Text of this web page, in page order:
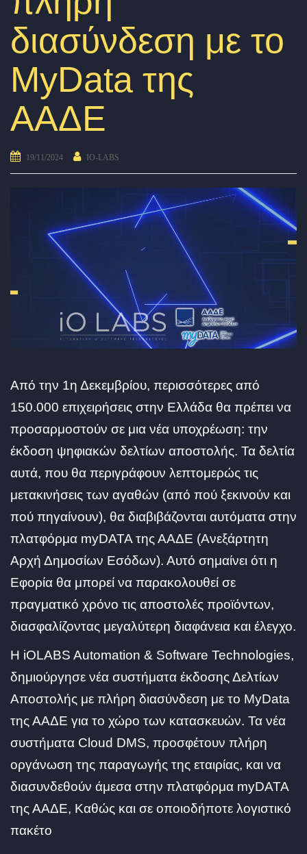
διασύνδεση με το
MyData της
ΑΑΔΕ
19/11/2024 IO-LABS
Από την 1η Δεκεμβρίου, περισσότερες από
150.000 επιχειρήσεις στην Ελλάδα θα πρέπει να
προσαρμοστούν σε μια νέα υποχρέωση: την
έκδοση ψηφιακών δελτίων αποστολής. Τα δελτία
αυτά, που θα περιγράφουν λεπτομερώς τις
μετακινήσεις των αγαθών (από πού ξεκινούν και
πού πηγαίνουν), θα διαβιβάζονται αυτόματα στην
πλατφόρμα myDATA της ΑΑΔΕ (Ανεξάρτητη
Αρχή Δημοσίων Εσόδων). Αυτό σημαίνει ότι η
Εφορία θα μπορεί να παρακολουθεί σε
πραγματικό χρόνο τις αποστολές προϊόντων,
διασφαλίζοντας μεγαλύτερη διαφάνεια και έλεγχο.
Η iOLABS Automation & Software Technologies,
δημιούργησε νέα συστήματα έκδοσης Δελτίων
Αποστολής με πλήρη διασύνδεση με το MyData
της ΑΑΔΕ για το χώρο των κατασκευών. Τα νέα
συστήματα Cloud DMS, προσφέτουν πλήρη
οργάνωση της παραγωγής της εταιρίας, και να
διασυνδεθούν άμεσα στην πλατφόρμα myDATA
της ΑΑΔΕ, Καθώς και σε οποιοδήποτε λογιστικό
πακέτο